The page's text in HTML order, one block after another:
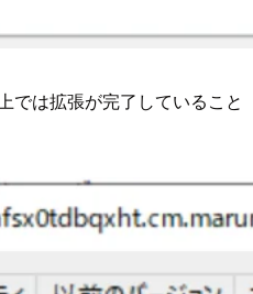
では拡張が完了していること